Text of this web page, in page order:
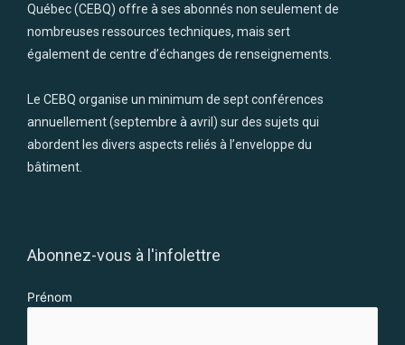
Québec (CEBQ) offre à ses abonnés non seulement de
nombreuses ressources techniques, mais sert
également de centre d’échanges de renseignements.
Le CEBQ organise un minimum de sept conférences
annuellement (septembre à avril) sur des sujets qui
abordent les divers aspects reliés à l’enveloppe du
bâtiment.
Abonnez-vous à l'infolettre
Prénom